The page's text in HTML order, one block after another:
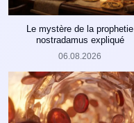
Le mystère de la prophetie
nostradamus expliqué
06.08.2026